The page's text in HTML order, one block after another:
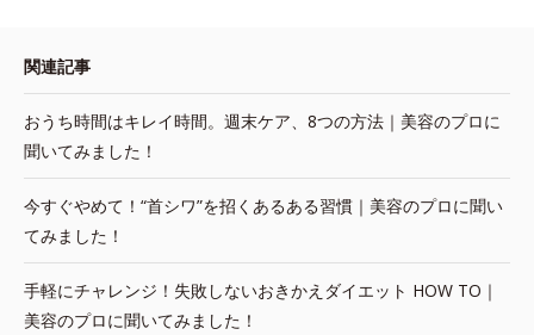
関連記事
おうち時間はキレイ時間。週末ケア、8つの方法｜美容のプロに
聞いてみました！
今すぐやめて！“首シワ”を招くあるある習慣｜美容のプロに聞い
てみました！
手軽にチャレンジ！失敗しないおきかえダイエット HOW TO｜
美容のプロに聞いてみました！